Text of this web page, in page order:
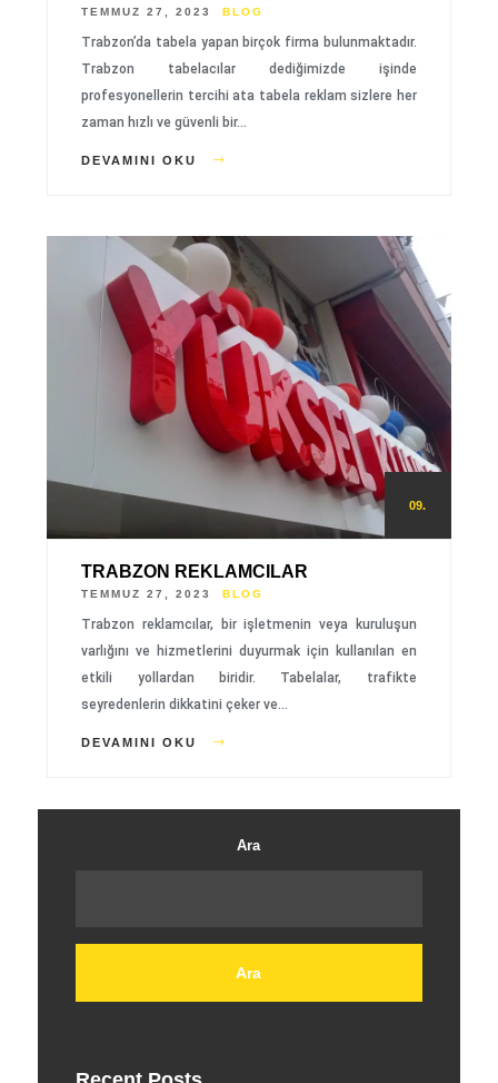
TEMMUZ 27, 2023 BLOG
Trabzon’da tabela yapan birçok firma bulunmaktadır.
Trabzon tabelacılar dediğimizde işinde
profesyonellerin tercihi ata tabela reklam sizlere her
zaman hızlı ve güvenli bir…
DEVAMINI OKU
09.
TRABZON REKLAMCILAR
TEMMUZ 27, 2023 BLOG
Trabzon reklamcılar, bir işletmenin veya kuruluşun
varlığını ve hizmetlerini duyurmak için kullanılan en
etkili yollardan biridir. Tabelalar, trafikte
seyredenlerin dikkatini çeker ve…
DEVAMINI OKU
Ara
Ara